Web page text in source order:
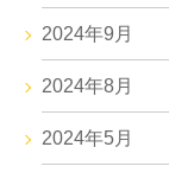
2024年9月
2024年8月
2024年5月